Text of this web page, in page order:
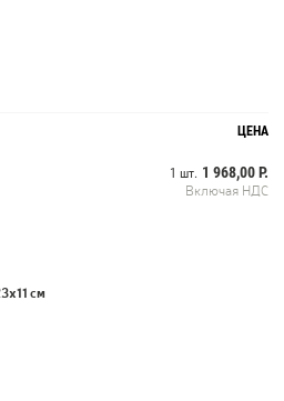
ЦЕНА
1 шт. 1 968,00 Р.
Включая НДС
см